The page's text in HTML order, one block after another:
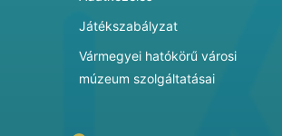
Játékszabályzat
Vármegyei hatókörű városi
múzeum szolgáltatásai